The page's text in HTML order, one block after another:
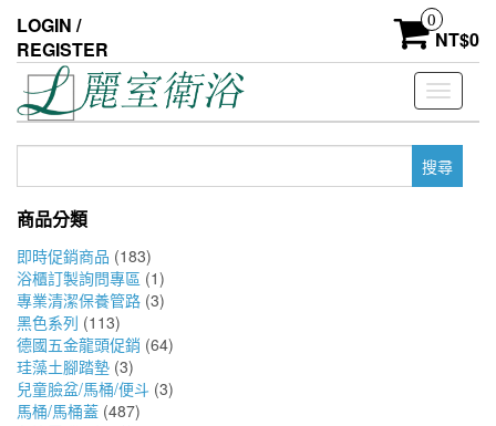
the
content
LOGIN /
REGISTER
0
NT$0
Toggle
鍵
商品分類
即時促銷商品 (183)
浴櫃訂製詢問專區 (1)
專業清潔保養管路 (3)
黑色系列 (113)
德國五金龍頭促銷 (64)
珪藻土腳踏墊 (3)
兒童臉盆/馬桶/便斗 (3)
馬桶/馬桶蓋 (487)